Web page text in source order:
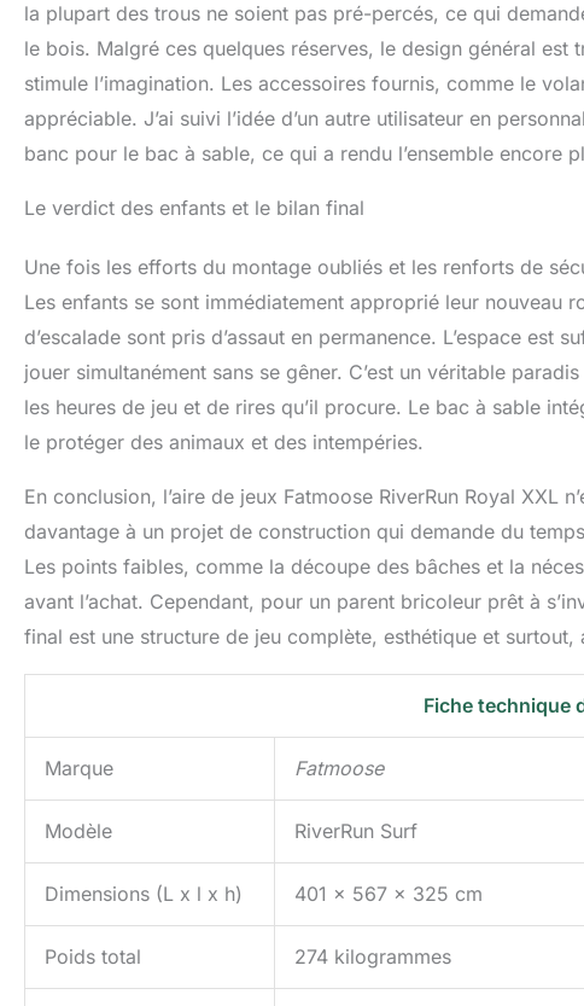
la plupart des trous ne soient pas pré-percés, ce qui
le bois. Malgré ces quelques réserves, le design général
stimule l’imagination. Les accessoires fournis, comme le
appréciable. J’ai suivi l’idée d’un autre utilisateur en
banc pour le bac à sable, ce qui a rendu l’ensemble encore
Le verdict des enfants et le bilan final
Une fois les efforts du montage oubliés et les renforts de
Les enfants se sont immédiatement approprié leur nouveau
d’escalade sont pris d’assaut en permanence. L’espace
jouer simultanément sans se gêner. C’est un véritable
les heures de jeu et de rires qu’il procure. Le bac à sable
le protéger des animaux et des intempéries.
En conclusion, l’aire de jeux Fatmoose RiverRun Royal XXL
davantage à un projet de construction qui demande du
Les points faibles, comme la découpe des bâches et la
avant l’achat. Cependant, pour un parent bricoleur prêt à
final est une structure de jeu complète, esthétique et surtout,
Fiche technique
Marque Fatmoose
Modèle RiverRun Surf
Dimensions (L x l x h) 401 x 567 x 325 cm
Poids total 274 kilogrammes